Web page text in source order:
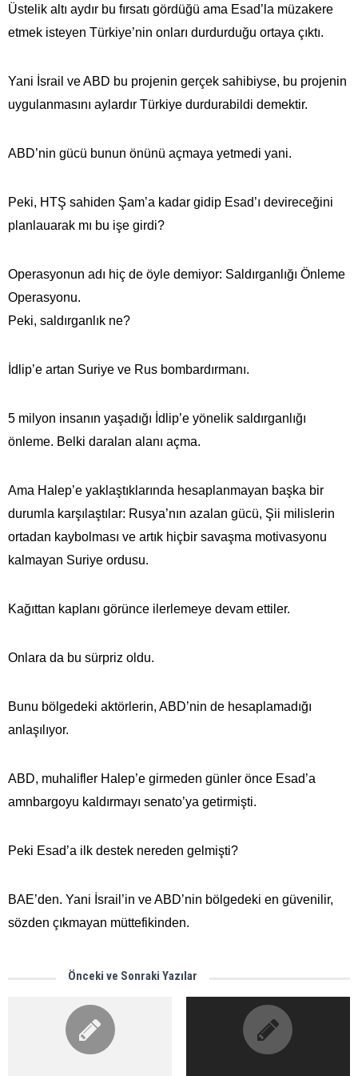
Üstelik altı aydır bu fırsatı gördüğü ama Esad’la müzakere
etmek isteyen Türkiye’nin onları durdurduğu ortaya çıktı.
Yani İsrail ve ABD bu projenin gerçek sahibiyse, bu projenin
uygulanmasını aylardır Türkiye durdurabildi demektir.
ABD’nin gücü bunun önünü açmaya yetmedi yani.
Peki, HTŞ sahiden Şam’a kadar gidip Esad’ı devireceğini
planlauarak mı bu işe girdi?
Operasyonun adı hiç de öyle demiyor: Saldırganlığı Önleme
Operasyonu.
Peki, saldırganlık ne?
İdlip’e artan Suriye ve Rus bombardırmanı.
5 milyon insanın yaşadığı İdlip’e yönelik saldırganlığı
önleme. Belki daralan alanı açma.
Ama Halep’e yaklaştıklarında hesaplanmayan başka bir
durumla karşılaştılar: Rusya’nın azalan gücü, Şii milislerin
ortadan kaybolması ve artık hiçbir savaşma motivasyonu
kalmayan Suriye ordusu.
Kağıttan kaplanı görünce ilerlemeye devam ettiler.
Onlara da bu sürpriz oldu.
Bunu bölgedeki aktörlerin, ABD’nin de hesaplamadığı
anlaşılıyor.
ABD, muhalifler Halep’e girmeden günler önce Esad’a
amnbargoyu kaldırmayı senato’ya getirmişti.
Peki Esad’a ilk destek nereden gelmişti?
BAE’den. Yani İsrail’in ve ABD’nin bölgedeki en güvenilir,
sözden çıkmayan müttefikinden.
Önceki ve Sonraki Yazılar